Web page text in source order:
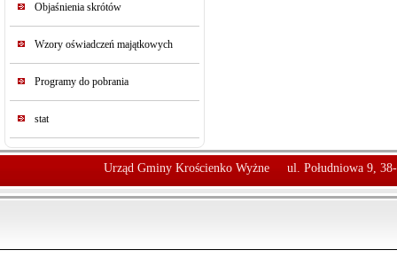
Objaśnienia skrótów
Wzory oświadczeń majątkowych
Programy do pobrania
stat
Urząd Gminy Krościenko Wyżne ul. Południowa 9,